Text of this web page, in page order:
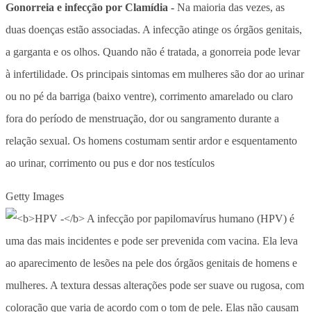
Gonorreia e infecção por Clamídia - Na maioria das vezes, as
duas doenças estão associadas. A infecção atinge os órgãos genitais,
a garganta e os olhos. Quando não é tratada, a gonorreia pode levar
à infertilidade. Os principais sintomas em mulheres são dor ao urinar
ou no pé da barriga (baixo ventre), corrimento amarelado ou claro
fora do período de menstruação, dor ou sangramento durante a
relação sexual. Os homens costumam sentir ardor e esquentamento
ao urinar, corrimento ou pus e dor nos testículos
Getty Images